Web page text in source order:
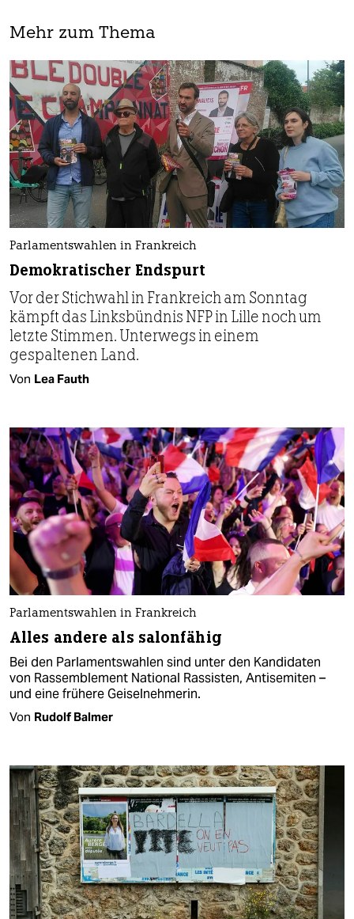
Mehr zum Thema
Parlamentswahlen in Frankreich
Demokratischer Endspurt
Vor der Stichwahl in Frankreich am Sonntag
kämpft das Linksbündnis NFP in Lille noch um
letzte Stimmen. Unterwegs in einem
gespaltenen Land.
Von Lea Fauth
Parlamentswahlen in Frankreich
Alles andere als salonfähig
Bei den Parlamentswahlen sind unter den Kandidaten
von Rassemblement National Rassisten, Antisemiten –
und eine frühere Geiselnehmerin.
Von Rudolf Balmer